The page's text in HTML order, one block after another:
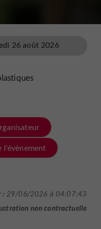
26 août 2026
l'évènement
: 29/06/2026 à 04:07:43
non contractuelle